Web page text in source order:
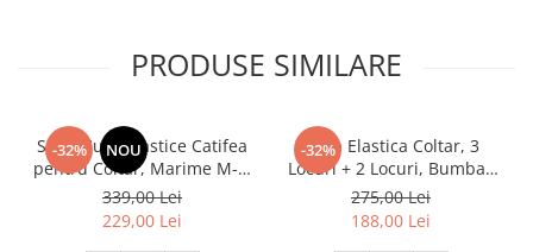
PRODUSE SIMILARE
-32% NOU
Set 2 Huse Elastice Catifea
pentru Coltar, Marime M-L,
Gri Deschis
339,00 Lei
229,00 Lei
-32%
Husa Elastica Coltar, 3
Locuri + 2 Locuri, Bumbac
Elasticizat + Fata perna
275,00 Lei
188,00 Lei